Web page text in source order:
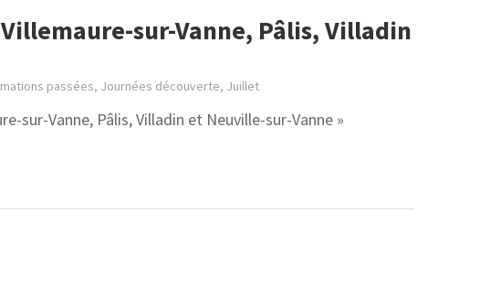
sur-Vanne, Pâlis, Villadin
passées, Journées découverte, Juillet
sur-Vanne, Pâlis, Villadin et Neuville-sur-Vanne »